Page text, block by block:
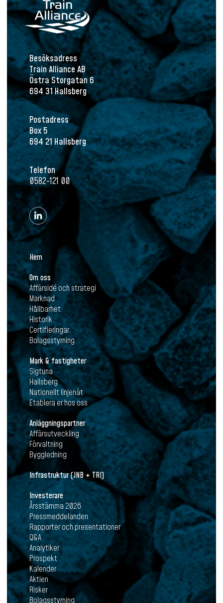
Besöksadress
Train Alliance AB
Östra Storgatan 6
694 31 Hallsberg
Postadress
Box 5
694 21 Hallsberg
Telefon
0582-121 00
Hem
Om oss
Affärsidé och strategi
Marknad
Hållbarhet
Historik
Certifieringar
Bolagsstyrning
Mark & fastigheter
Sigtuna
Hallsberg
Nationellt linjenät
Etablera er hos oss
Anläggningspartner
Affärsutveckling
Förvaltning
Byggledning
Infrastruktur (JNB + TRI)
Investerare
Årsstämma 2026
Pressmeddelanden
Rapporter och presentationer
Q&A
Analytiker
Prospekt
Kalender
Aktien
Risker
Bolagsstyrning